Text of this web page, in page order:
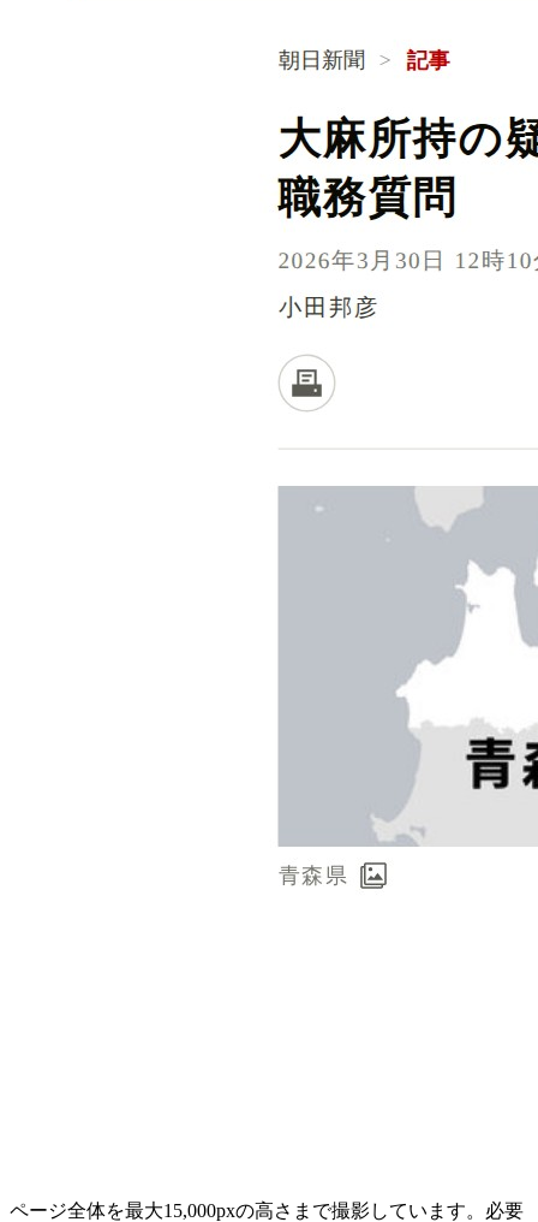
ページ全体を最大15,000pxの高さまで撮影しています。必要